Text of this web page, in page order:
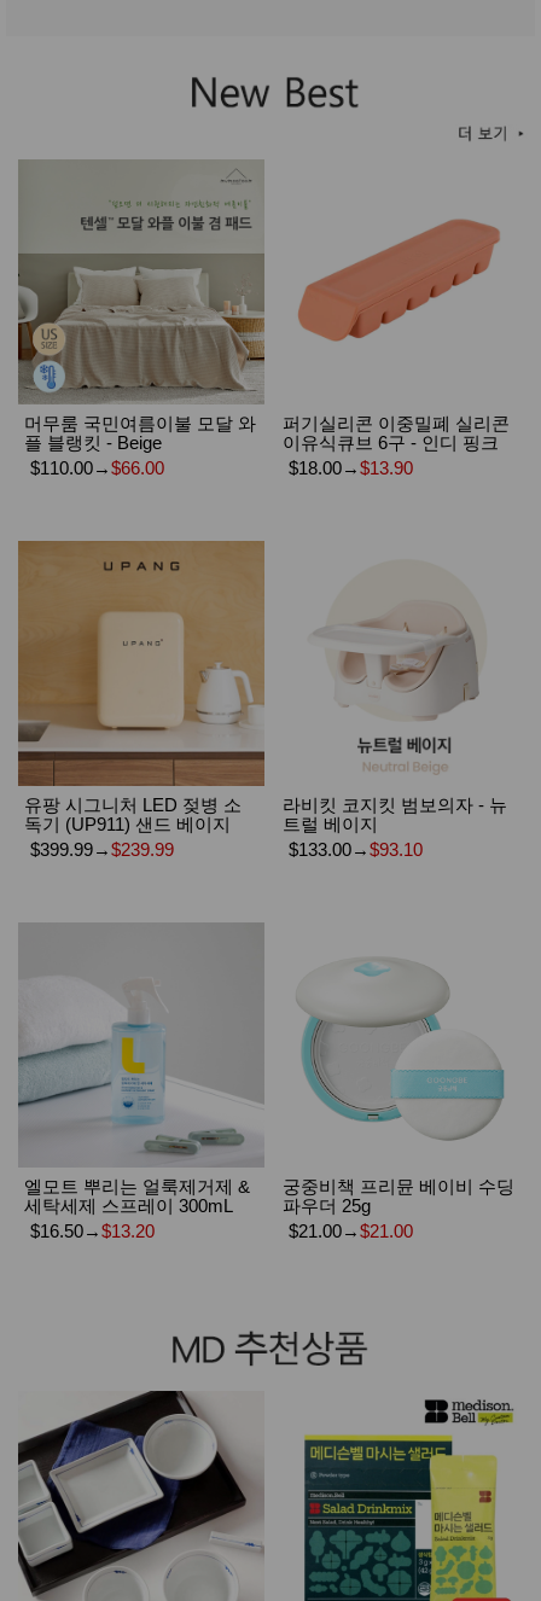
머무룸 국민여름이불 모달 와
플 블랭킷 - Beige
$110.00→$66.00
퍼기실리콘 이중밀폐 실리콘
이유식큐브 6구 - 인디 핑크
$18.00→$13.90
유팡 시그니처 LED 젖병 소
독기 (UP911) 샌드 베이지
$399.99→$239.99
라비킷 코지킷 범보의자 - 뉴
트럴 베이지
$133.00→$93.10
엘모트 뿌리는 얼룩제거제 &
세탁세제 스프레이 300mL
$16.50→$13.20
궁중비책 프리뮨 베이비 수딩
파우더 25g
$21.00→$21.00